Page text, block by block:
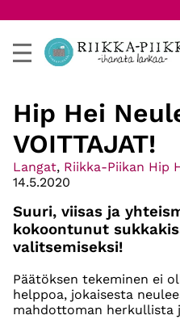
Hip Hei
VOITTAJAT!
Langat, Riikka-Piikan Hip
14.5.2020
Suuri, viisas ja
kokoontunut
valitsemiseksi!
Päätöksen tekeminen ei
helppoa, jokaisesta
mahdottoman herkullista